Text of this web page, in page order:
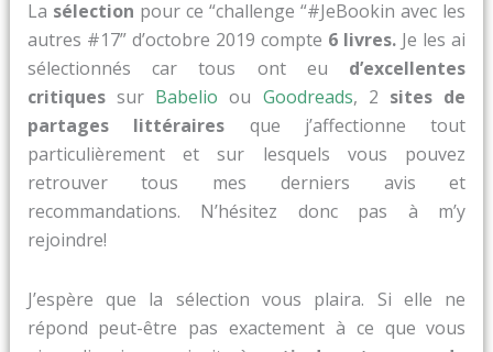
La sélection pour ce “challenge “#JeBookin avec les
autres #17” d’octobre 2019 compte 6 livres. Je les ai
sélectionnés car tous ont eu d’excellentes
critiquessur Babelioou Goodreads, 2 sites de
partages littéraires que j’affectionne tout
particulièrement et sur lesquels vous pouvez
retrouver tous mes derniers avis et
recommandations. N’hésitez donc pas à m’y
rejoindre!
J’espère que la sélection vous plaira. Si elle ne
répond peut-être pas exactement à ce que vous